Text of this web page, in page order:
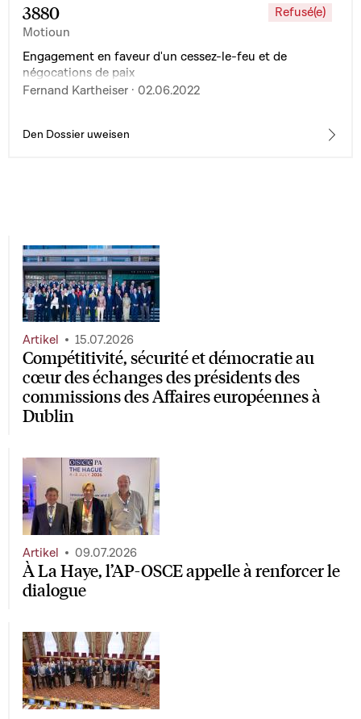
3880
Motioun
Refusé(e)
Engagement en faveur d'un cessez-le-feu et de
négocations de paix
Fernand Kartheiser · 02.06.2022
Den Dossier uweisen
Compétitivité, sécurité et démocratie au
cœur des échanges des présidents des
commissions des Affaires européennes à
Dublin
Artikel 15.07.2026
À La Haye, l’AP-OSCE appelle à renforcer le
dialogue
Artikel 09.07.2026